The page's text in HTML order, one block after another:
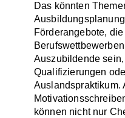
Das könnten
Förderangebote,
Auszubildende
Qualifizierungen
Auslandspraktikum.
können nicht nur